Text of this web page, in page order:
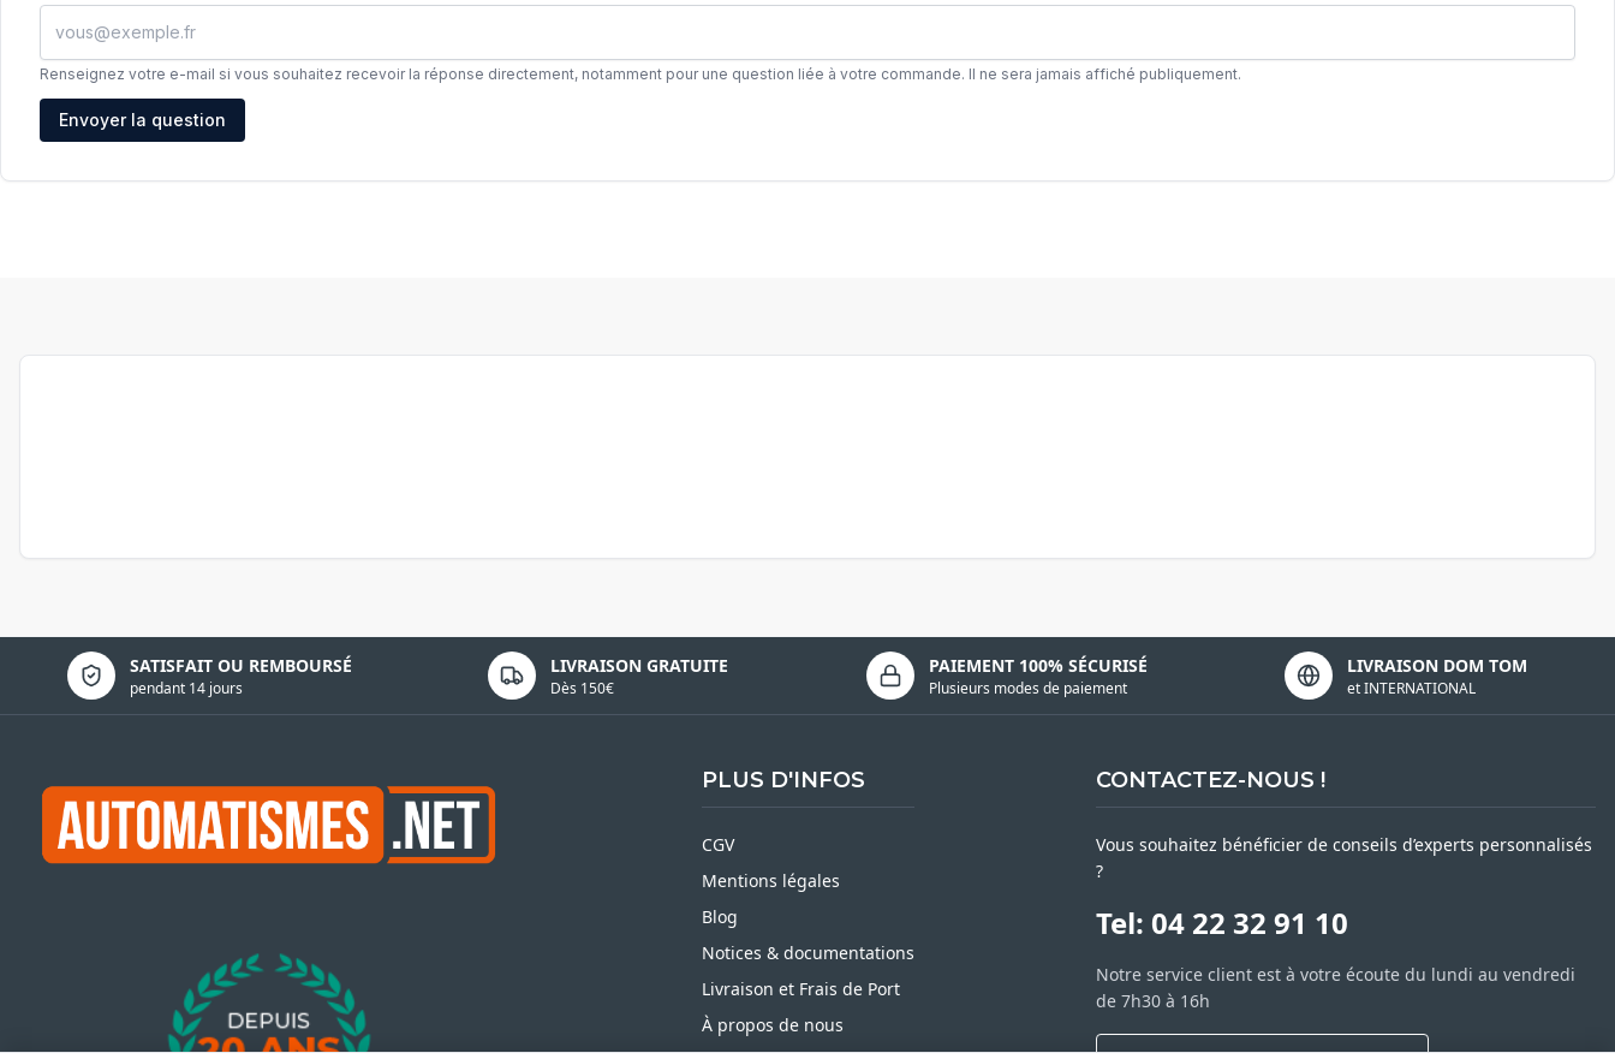
Renseignez votre e-mail si vous souhaitez recevoir la réponse directement, notamment pour une question liée à votre commande. Il ne sera jamais affiché publiquement.
Adresse e-mail
Envoyer la question
SATISFAIT OU REMBOURSÉ
pendant 14 jours
Politique de confidentialité LIVRAISON GRATUITE
Dès 150€
PAIEMENT 100% SÉCURISÉ
Plusieurs modes de paiement
LIVRAISON DOM TOM
et INTERNATIONAL
PLUS D'INFOS
CGV
Mentions légales
Blog
Notices & documentations
Livraison et Frais de Port
À propos de nous
CONTACTEZ-NOUS !
Vous souhaitez bénéficier de conseils d’experts personnalisés
?
Tel: 04 22 32 91 10
Notre service client est à votre écoute du lundi au vendredi
de 7h30 à 16h